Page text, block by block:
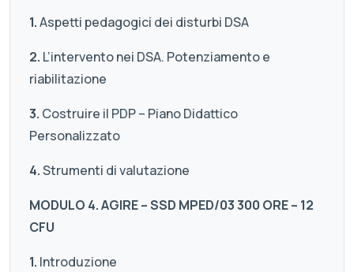
1.Aspetti pedagogici dei disturbi DSA
2. L’intervento nei DSA. Potenziamento e
riabilitazione
3. Costruire il PDP – Piano Didattico
Personalizzato
4.Strumenti di valutazione
MODULO 4. AGIRE – SSD MPED/03 300 ORE – 12
CFU
1. Introduzione